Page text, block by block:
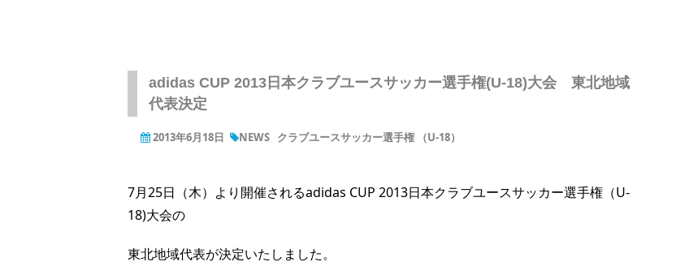
adidas CUP 2013日本クラブユースサッカー選手権(U-18)大会 東北地域
代表決定
2013年6月18日 NEWS クラブユースサッカー選手権 （U-18）
7月25日（木）より開催されるadidas CUP 2013日本クラブユースサッカー選手権（U-
18)大会の
東北地域代表が決定いたしました。